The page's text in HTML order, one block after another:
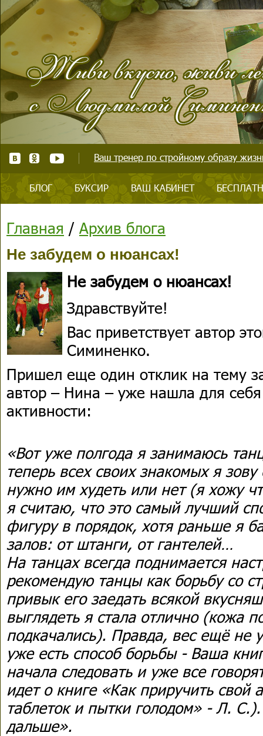
Ваш тренер по стройному образу
БЛОГ БУКСИР ВАШ КАБИНЕТ
Главная / Архив блога
Не забудем о нюансах!
Не забудем о нюансах!
Здравствуйте!
Вас приветствует автор
Симиненко.
Пришел еще один отклик на тему
автор – Нина – уже нашла для
активности:
«Вот уже полгода я занимаюсь
теперь всех своих знакомых я
нужно им худеть или нет (я хожу
я считаю, что это самый лучший
фигуру в порядок, хотя раньше я
залов: от штанги, от гантелей…
На танцах всегда поднимается
рекомендую танцы как борьбу со
привык его заедать всякой
выглядеть я стала отлично (кожа
подкачались). Правда, вес ещё не
уже есть способ борьбы - Ваша
начала следовать и уже все
идет о книге «Как приручить свой
таблеток и пытки голодом» - Л.
дальше».